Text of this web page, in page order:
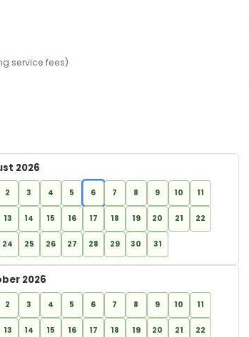
service fees)
2026
2 3 4 5 6 7 8 9 10 11
13 14 15 16 17 18 19 20 21 22
24 25 26 27 28 29 30 31
2026
2 3 4 5 6 7 8 9 10 11
13 14 15 16 17 18 19 20 21 22